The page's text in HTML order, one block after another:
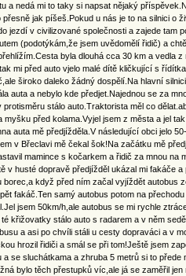
a nedá mi to taky si napsat nějaký
jak píšeš.Pokud u nás je to na silnici o
jezdí v civilizované společnosti a zajede tam
(podotýkám,že jsem uvědomělí řidič) a
byla dlouhá cca 30 km a vedla
mi před auto vjelo malé dítě kličkující s
široko daleko žádný dospělí.Na hlavní
auta a nebylo kde předjet.Najednou se za
stálo auto.Traktorista měl co
myšku před kolama.Vyjel jsem z města a jel
auta mě předjížděla.V následující obci jelo
v Břeclavi mě čekal šok!Na začátku mě
mamince s kočarkem a řidič za mnou na
v husté dopravě předjížděl ukázal mi fakáče
borec,a když před ním začal vyjíždět autobus
fakáč.Ten samý autobus potom na
jsem 50km/h,ale autobus se mi rychle
křižovatky stálo auto s radarem a v něm
a asi po chvíli stáli u cesty dopraváci a v
hrozil řidiči a smál se při tom!Ještě jsem
se sluchátkama a zhruba 5 metrů si to přede
bylo těch přestupků víc,ale já se zaměřil